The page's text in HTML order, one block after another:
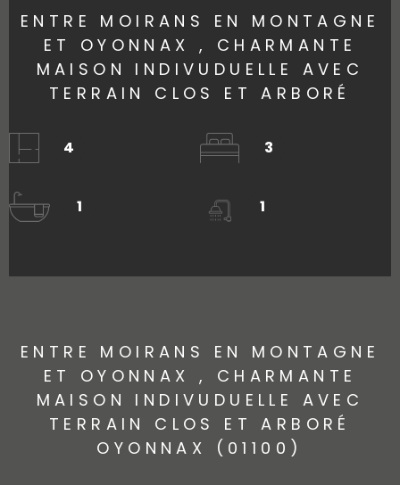
ENTRE MOIRANS EN MONTAGNE
ET OYONNAX , CHARMANTE
MAISON INDIVUDUELLE AVEC
TERRAIN CLOS ET ARBORÉ
4 3
1 1
ENTRE MOIRANS EN MONTAGNE
ET OYONNAX , CHARMANTE
MAISON INDIVUDUELLE AVEC
TERRAIN CLOS ET ARBORÉ
OYONNAX (01100)